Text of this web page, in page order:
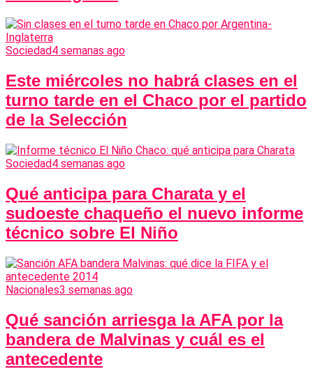
Sociedad4 semanas ago
Este miércoles no habrá clases en el
turno tarde en el Chaco por el partido
de la Selección
Sociedad4 semanas ago
Qué anticipa para Charata y el
sudoeste chaqueño el nuevo informe
técnico sobre El Niño
Nacionales3 semanas ago
Qué sanción arriesga la AFA por la
bandera de Malvinas y cuál es el
antecedente